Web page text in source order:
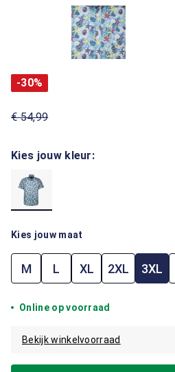
-30%
€ 54,99
Kies jouw kleur:
Kies jouw maat
M L XL 2XL 3XL
Online op voorraad
Bekijk winkelvoorraad